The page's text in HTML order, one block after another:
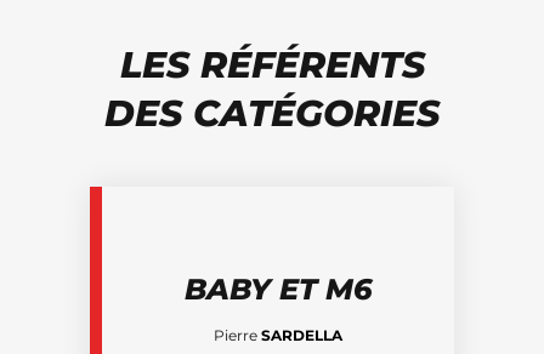
LES RÉFÉRENTS
DES CATÉGORIES
BABY ET M6
Pierre SARDELLA